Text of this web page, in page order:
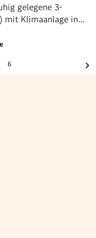
gelegene 3-
mit Klimaanlage in
6